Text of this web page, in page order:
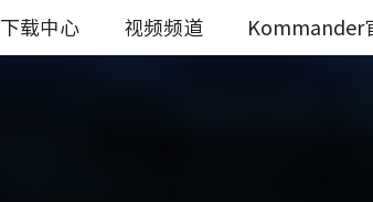
下载中心 视频频道 Kommander